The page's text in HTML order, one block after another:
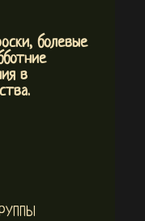
болевые
в